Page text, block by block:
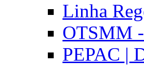
Linha
OTSMM
PEPAC |